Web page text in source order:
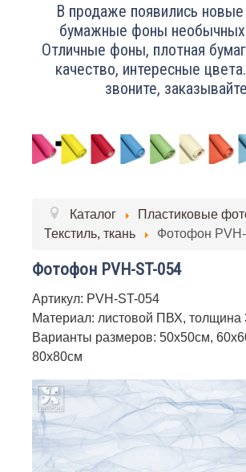
В продаже появились
бумажные фоны
Отличные фоны, плотная
качество, интересные
звоните,
Каталог
Пластиковые
Текстиль, ткань
Фотофон
Фотофон PVH-ST-054
Артикул: PVH-ST-054
Материал: листовой ПВХ, толщина
Варианты размеров: 50х50см,
80х80см